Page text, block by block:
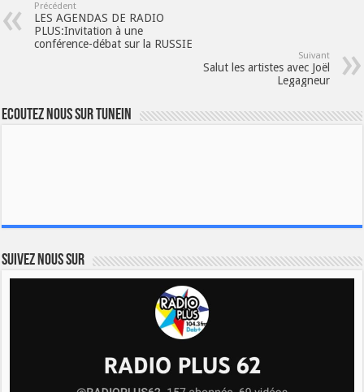
Précédent
LES AGENDAS DE RADIO
PLUS:Invitation à une
conférence-débat sur la RUSSIE
Suivant
Salut les artistes avec Joël
Legagneur
Ecoutez nous sur TuneIn
Suivez nous sur